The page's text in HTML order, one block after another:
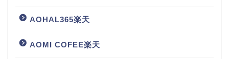
AOHAL365楽天
AOMI COFEE楽天